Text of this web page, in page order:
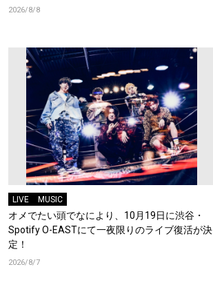
2026/8/8
LIVE MUSIC
オメでたい頭でなにより、10月19日に渋谷・
Spotify O-EASTにて一夜限りのライブ復活が決
定！
2026/8/7